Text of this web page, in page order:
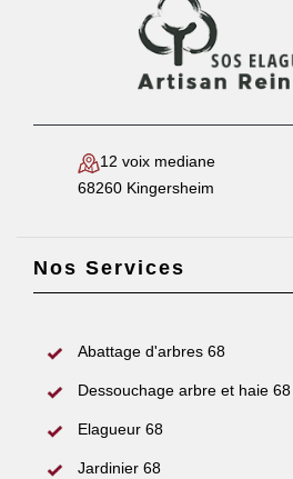
12 voix mediane
68260 Kingersheim
Nos Services
Abattage d'arbres 68
Dessouchage arbre et haie 68
Elagueur 68
Jardinier 68